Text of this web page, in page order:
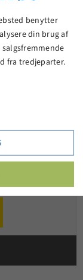
- Sort
benytter
din brug af
fra tredjeparter.